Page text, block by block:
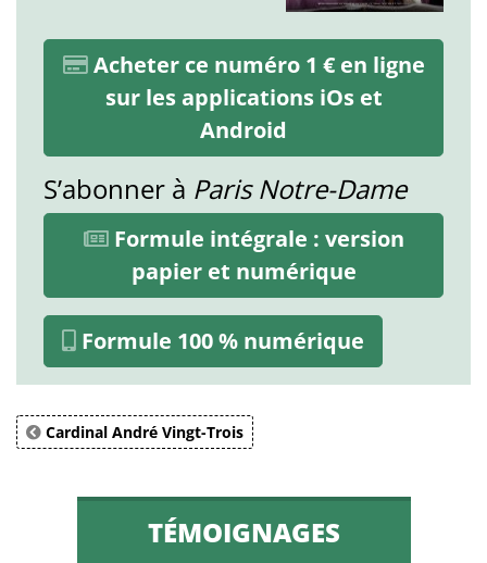
Acheter ce numéro 1 € en ligne
sur les applications iOs et
Android
S’abonner à Paris Notre-Dame
Formule intégrale : version
papier et numérique
Formule 100 % numérique
Cardinal André Vingt-Trois
TÉMOIGNAGES